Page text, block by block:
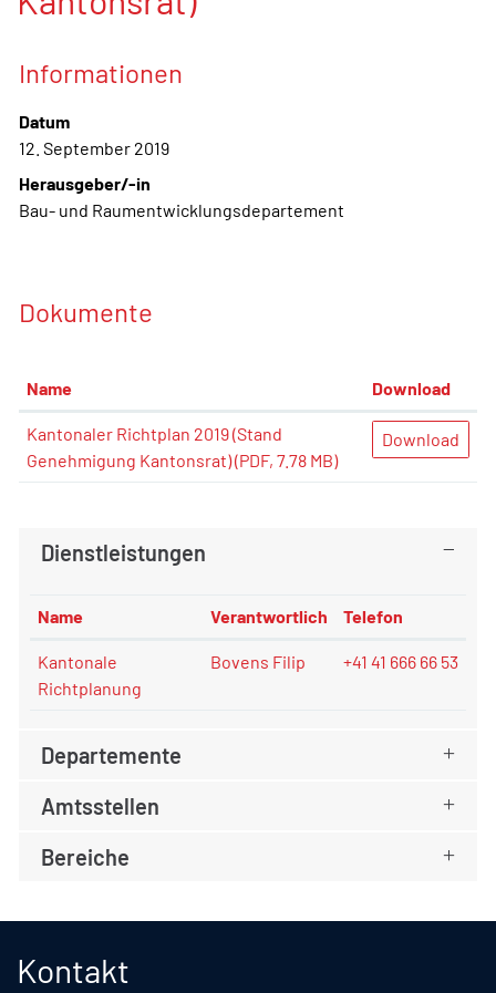
Informationen
Datum
12. September 2019
Herausgeber/-in
Bau- und Raumentwicklungsdepartement
Dokumente
Name Download
Kantonaler Richtplan 2019 (Stand
Genehmigung Kantonsrat)(PDF, 7.78 MB)
Download
Dienstleistungen
Name Verantwortlich Telefon
Kantonale
Richtplanung
Bovens Filip +41 41 666 66 53
Departemente
Amtsstellen
Bereiche
Kontakt